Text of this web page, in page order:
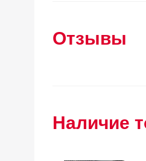
Отзывы
Наличие